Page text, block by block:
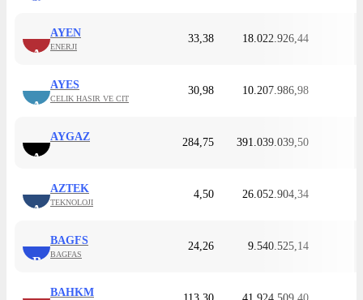
A
AYEN
ENERJI
33,38 18.022.926,44
A
AYES
CELIK HASIR VE CIT
30,98 10.207.986,98
A
AYGAZ 284,75 391.039.039,50
A
AZTEK
TEKNOLOJI
4,50 26.052.904,34
B
BAGFS
BAGFAS
24,26 9.540.525,14
BAHKM